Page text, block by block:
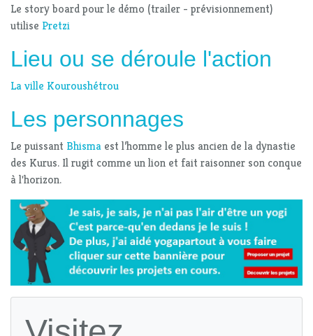
Le story board pour le démo (trailer - prévisionnement)
utilise Pretzi
Lieu ou se déroule l'action
La ville Kouroushétrou
Les personnages
Le puissant Bhisma est l’homme le plus ancien de la dynastie
des Kurus. Il rugit comme un lion et fait raisonner son conque
à l'horizon.